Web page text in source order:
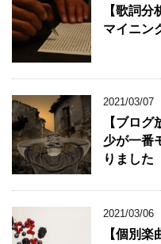
【歌詞
マイニン
2021/03/07
【ブロ
少が一番
りました
2021/03/06
【個別